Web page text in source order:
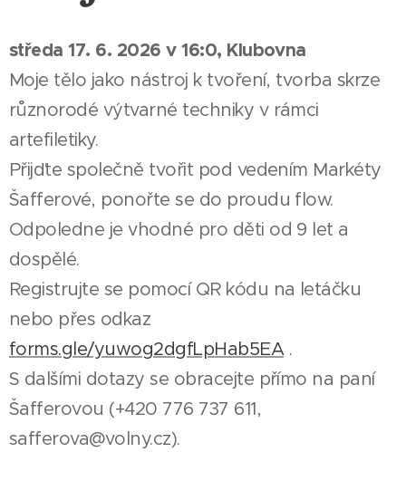
středa 17. 6. 2026 v 16:0, Klubovna
Moje tělo jako nástroj k tvoření, tvorba skrze
různorodé výtvarné techniky v rámci
artefiletiky.
Přijďte společně tvořit pod vedením Markéty
Šafferové, ponořte se do proudu flow.
Odpoledne je vhodné pro děti od 9 let a
dospělé.
Registrujte se pomocí QR kódu na letáčku
nebo přes odkaz
forms.gle/yuwog2dgfLpHab5EA.
S dalšími dotazy se obracejte přímo na paní
Šafferovou (+420 776 737 611,
safferova@volny.cz).